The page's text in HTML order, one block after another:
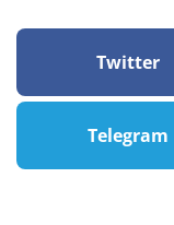
Twitter
Telegram